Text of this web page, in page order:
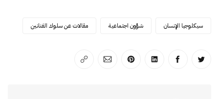
سيكلوجيا الإنسان شؤون اجتماعية مقالات عن سلوك الفنانين
انشر على تويترانشر على الفيسبوك
انشر على لينكد إن
انشر على بينترست
انشر على الإيميل
انسخ الرابط